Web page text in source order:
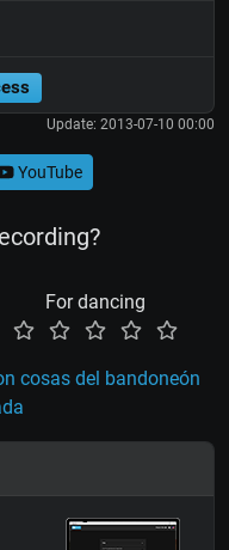
Update: 2013-07-10 00:00
YouTube
For dancing
cosas del bandoneón